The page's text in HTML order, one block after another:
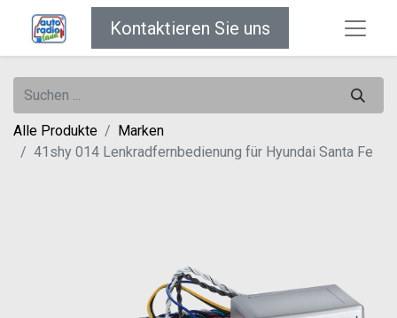
Kontaktieren Sie uns
Alle Produkte
Marken
41shy 014 Lenkradfernbedienung für Hyundai Santa Fe